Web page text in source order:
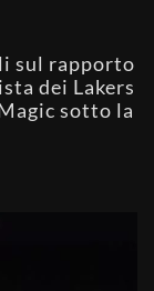
sul rapporto
dei Lakers
sotto la